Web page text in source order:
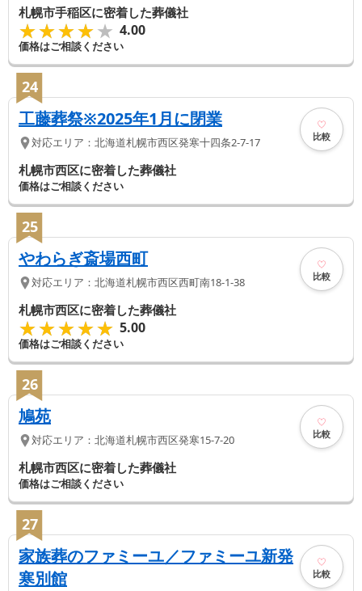
札幌市手稲区に密着した葬儀社
★★★★★
★★★★★ 4.00
価格はご相談ください
24
工藤葬祭※2025年1月に閉業
対応エリア： 北海道札幌市西区発寒十四条2-7-17 比較
札幌市西区に密着した葬儀社
価格はご相談ください
25
やわらぎ斎場西町
対応エリア： 北海道札幌市西区西町南18-1-38 比較
札幌市西区に密着した葬儀社
★★★★★
★★★★★ 5.00
価格はご相談ください
26
鳩苑
対応エリア： 北海道札幌市西区発寒15-7-20 比較
札幌市西区に密着した葬儀社
価格はご相談ください
27
家族葬のファミーユ／ファミーユ新発
寒別館
比較